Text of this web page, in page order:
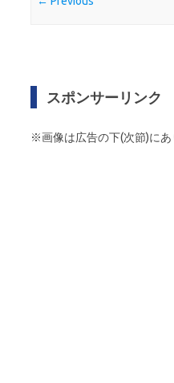
スポンサーリンク
※画像は広告の下(次節)にあ